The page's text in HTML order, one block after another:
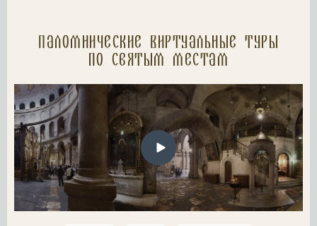
Паломнические Виртуальные туры
по святым местам